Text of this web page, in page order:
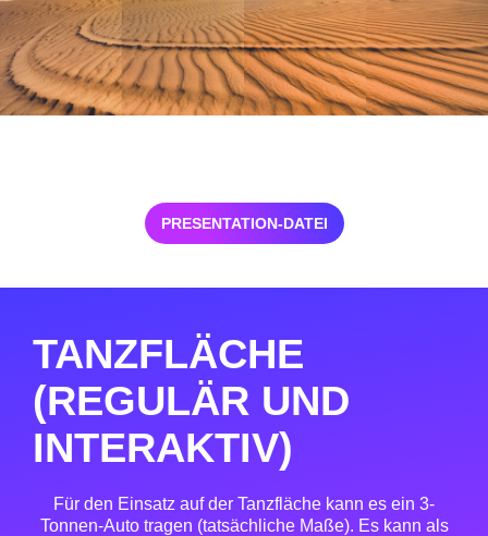
PRESENTATION-DATEI
TANZFLÄCHE
(REGULÄR UND
INTERAKTIV)
Für den Einsatz auf der Tanzfläche kann es ein 3-
Tonnen-Auto tragen (tatsächliche Maße). Es kann als